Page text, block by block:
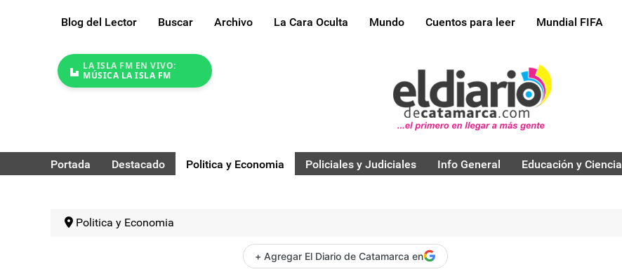
Blog del Lector Buscar Archivo La Cara Oculta Mundo Cuentos para leer Mundial FIFA
LA ISLA FM EN VIVO:
MÚSICA LA ISLA FM
Portada Destacado Politica y Economia Policiales y Judiciales Info General Educación y Ciencia
Politica y Economia
+ Agregar El Diario de Catamarca en